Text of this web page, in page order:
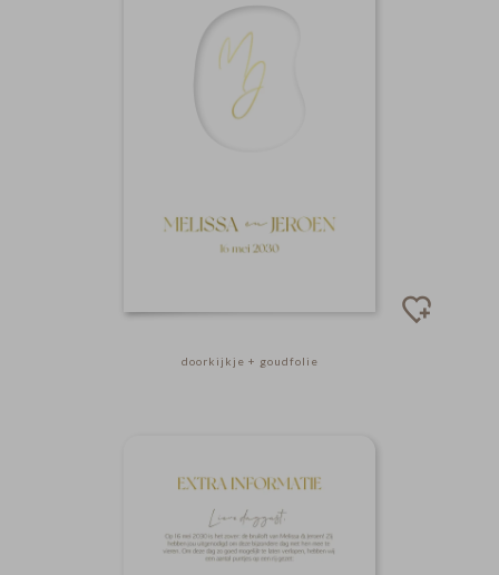
doorkijkje + goudfolie